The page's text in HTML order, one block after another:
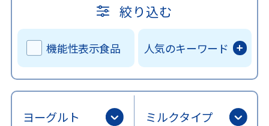
絞り込む
機能性表示食品 人気のキーワード
ヨーグルト ミルクタイプ